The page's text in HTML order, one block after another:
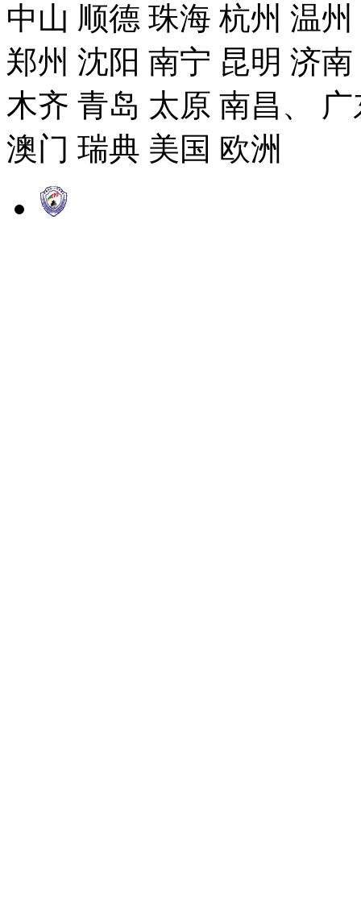
中山 顺德 珠海 杭州 温
郑州 沈阳 南宁 昆明 济
木齐 青岛 太原 南昌、
澳门 瑞典 美国 欧洲